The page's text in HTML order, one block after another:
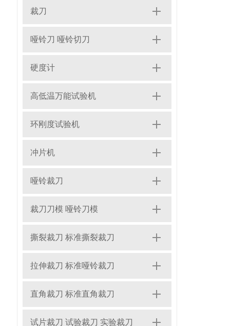
裁刀
哑铃刀 哑铃切刀
硬度计
高低温万能试验机
环刚度试验机
冲片机
哑铃裁刀
裁刀刀模 哑铃刀模
撕裂裁刀 标准撕裂裁刀
拉伸裁刀 标准哑铃裁刀
直角裁刀 标准直角裁刀
试片裁刀 试验裁刀 实验裁刀